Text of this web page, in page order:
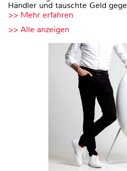
Händler und tauschte Geld
>> Mehr erfahren
>> Alle anzeigen